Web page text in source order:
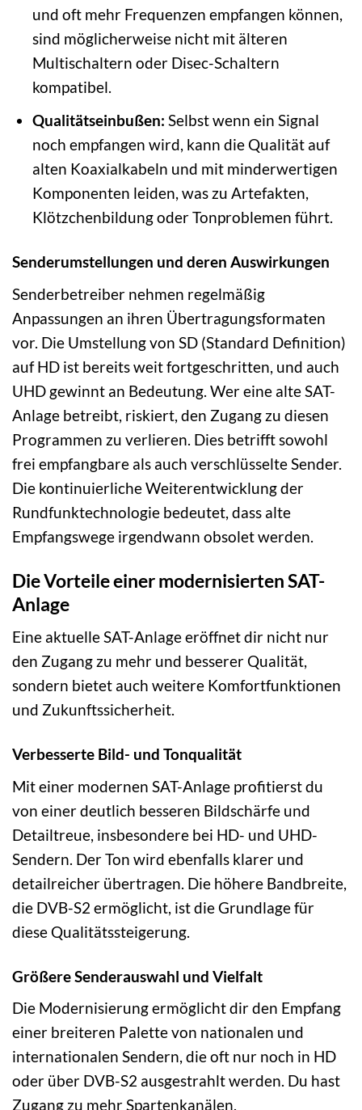
und oft mehr Frequenzen empfangen können,
sind möglicherweise nicht mit älteren
Multischaltern oder Disec-Schaltern
kompatibel.
Qualitätseinbußen: Selbst wenn ein Signal
noch empfangen wird, kann die Qualität auf
alten Koaxialkabeln und mit minderwertigen
Komponenten leiden, was zu Artefakten,
Klötzchenbildung oder Tonproblemen führt.
Senderumstellungen und deren Auswirkungen
Senderbetreiber nehmen regelmäßig
Anpassungen an ihren Übertragungsformaten
vor. Die Umstellung von SD (Standard Definition)
auf HD ist bereits weit fortgeschritten, und auch
UHD gewinnt an Bedeutung. Wer eine alte SAT-
Anlage betreibt, riskiert, den Zugang zu diesen
Programmen zu verlieren. Dies betrifft sowohl
frei empfangbare als auch verschlüsselte Sender.
Die kontinuierliche Weiterentwicklung der
Rundfunktechnologie bedeutet, dass alte
Empfangswege irgendwann obsolet werden.
Die Vorteile einer modernisierten SAT-
Anlage
Eine aktuelle SAT-Anlage eröffnet dir nicht nur
den Zugang zu mehr und besserer Qualität,
sondern bietet auch weitere Komfortfunktionen
und Zukunftssicherheit.
Verbesserte Bild- und Tonqualität
Mit einer modernen SAT-Anlage profitierst du
von einer deutlich besseren Bildschärfe und
Detailtreue, insbesondere bei HD- und UHD-
Sendern. Der Ton wird ebenfalls klarer und
detailreicher übertragen. Die höhere Bandbreite,
die DVB-S2 ermöglicht, ist die Grundlage für
diese Qualitätssteigerung.
Größere Senderauswahl und Vielfalt
Die Modernisierung ermöglicht dir den Empfang
einer breiteren Palette von nationalen und
internationalen Sendern, die oft nur noch in HD
oder über DVB-S2 ausgestrahlt werden. Du hast
Zugang zu mehr Spartenkanälen,